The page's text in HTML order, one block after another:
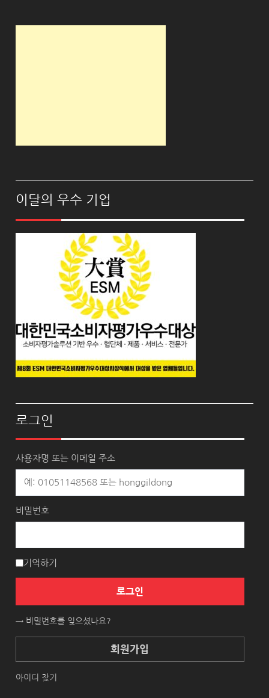
이달의 우수 기업
로그인
사용자명 또는 이메일 주소
비밀번호
기억하기
로그인
→ 비밀번호를 잊으셨나요?
회원가입
아이디 찾기